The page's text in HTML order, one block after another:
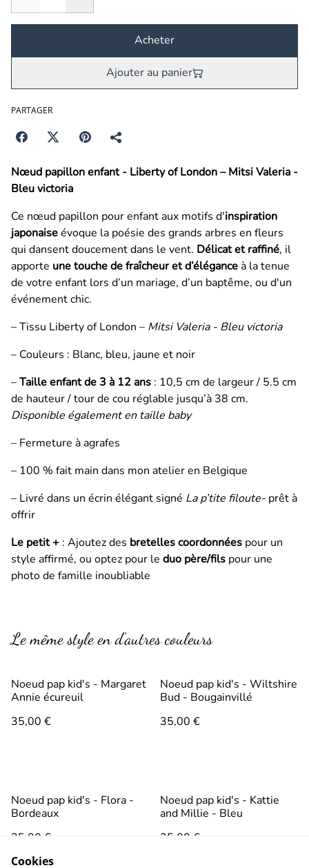
Acheter
Ajouter au panier
PARTAGER
Nœud papillon enfant - Liberty of London – Mitsi Valeria -
Bleu victoria
Ce nœud papillon pour enfant aux motifs d'inspiration
japonaiseévoque la poésie des grands arbres en fleurs
qui dansent doucement dans le vent. Délicat et raffiné, il
apporte une touche de fraîcheur et d’éléganceà la tenue
de votre enfant lors d’un mariage, d’un baptême, ou d'un
événement chic.
– Tissu Liberty of London – Mitsi Valeria - Bleu victoria
– Couleurs : Blanc, bleu, jaune et noir
–Taille enfant de 3 à 12 ans : 10,5 cm de largeur / 5.5 cm
de hauteur / tour de cou réglable jusqu’à 38 cm.
Disponible également en taille baby
– Fermeture à agrafes
– 100 % fait main dans mon atelier en Belgique
– Livré dans un écrin élégant signé La p’tite filoute- prêt à
offrir
Le petit + : Ajoutez des bretelles coordonnées pour un
style affirmé, ou optez pour le duo père/fils pour une
photo de famille inoubliable
Le même style en d’autres couleurs
Noeud pap kid's - Margaret
Annie écureuil
35,00 €
Noeud pap kid's - Wiltshire
Bud - Bougainvillé
35,00 €
Noeud pap kid's - Flora -
Bordeaux
35,00 €
AUTRES VARIANTES DISPONIBLES
Noeud pap kid's - Kattie
and Millie - Bleu
35,00 €
Cookies